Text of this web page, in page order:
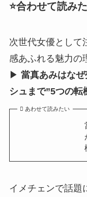
⭐合わせて読み
次世代女優として
感あふれる魅力の
▶︎ 當真あみはな
シュまで”5つの転
あわせて読みたい
イメチェンで話題